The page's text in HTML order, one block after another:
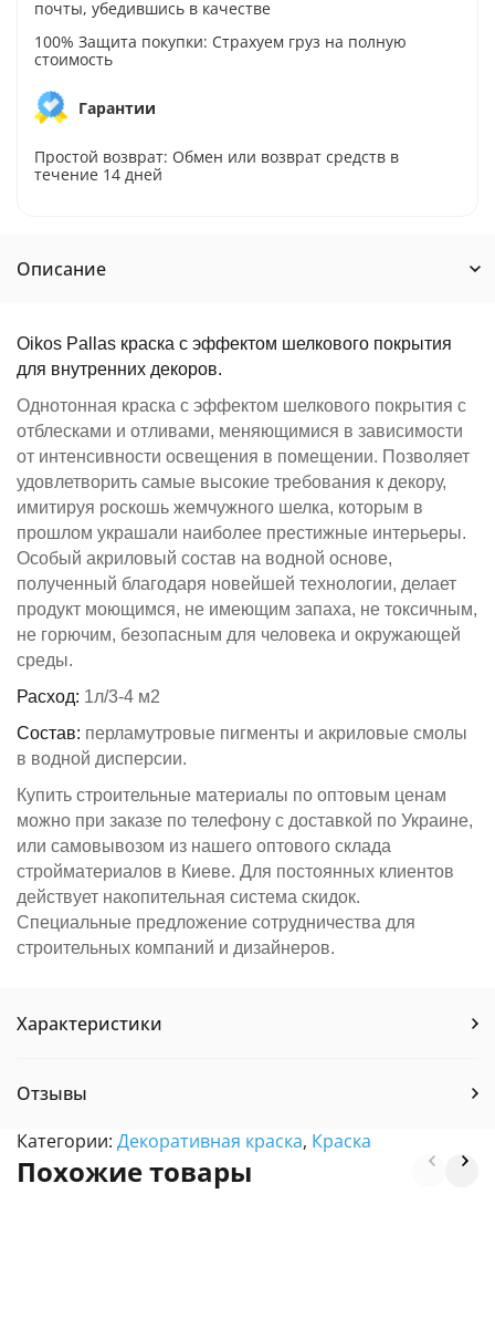
почты, убедившись в качестве
100% Защита покупки: Страхуем груз на полную
стоимость
Гарантии
Простой возврат: Обмен или возврат средств в
течение 14 дней
Описание
Oikos Pallas краска с эффектом шелкового покрытия
для внутренних декоров.
Однотонная краска с эффектом шелкового покрытия с
отблесками и отливами, меняющимися в зависимости
от интенсивности освещения в помещении. Позволяет
удовлетворить самые высокие требования к декору,
имитируя роскошь жемчужного шелка, которым в
прошлом украшали наиболее престижные интерьеры.
Особый акриловый состав на водной основе,
полученный благодаря новейшей технологии, делает
продукт моющимся, не имеющим запаха, не токсичным,
не горючим, безопасным для человека и окружающей
среды.
Расход: 1л/3-4 м2
Состав: перламутровые пигменты и акриловые смолы
в водной дисперсии.
Купить строительные материалы по оптовым ценам
можно при заказе по телефону с доставкой по Украине,
или самовывозом из нашего оптового склада
стройматериалов в Киеве. Для постоянных клиентов
действует накопительная система скидок.
Специальные предложение сотрудничества для
строительных компаний и дизайнеров.
Характеристики
Отзывы
Категории: Декоративная краска, Краска
Похожие товары